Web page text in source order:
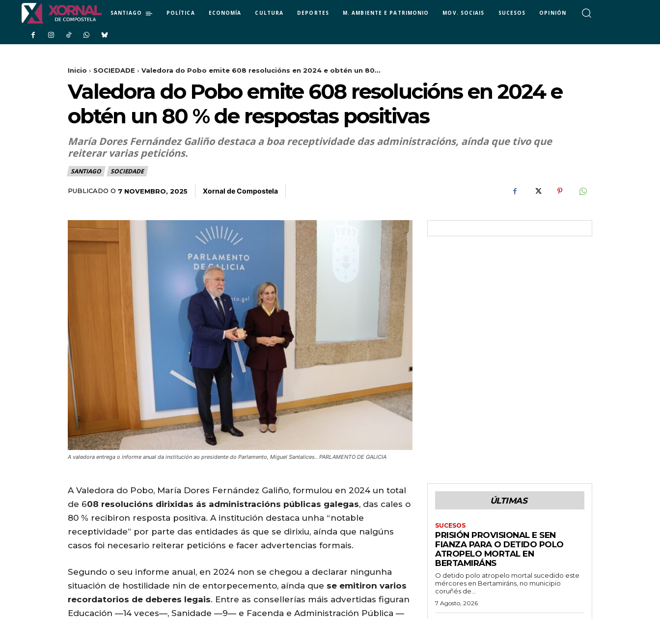
SANTIAGO POLÍTICA ECONOMÍA CULTURA DEPORTES M. AMBIENTE E PATRIMONIO MOV. SOCIAIS SUCESOS OPINIÓN
Inicio SOCIEDADE Valedora do Pobo emite 608 resolucións en 2024 e obtén un 80...
Valedora do Pobo emite 608 resolucións en 2024 e
obtén un 80 % de respostas positivas
María Dores Fernández Galiño destaca a boa receptividade das administracións, aínda que tivo que
reiterar varias peticións.
SANTIAGO SOCIEDADE
PUBLICADO O 7 NOVEMBRO, 2025 Xornal de Compostela
A valedora entrega o informe anual da institución ao presidente do Parlamento, Miguel Santalices.. PARLAMENTO DE GALICIA
A Valedora do Pobo, María Dores Fernández Galiño, formulou en 2024 un total
de 608 resolucións dirixidas ás administracións públicas galegas, das cales o
80 % recibiron resposta positiva. A institución destaca unha “notable
receptividade” por parte das entidades ás que se dirixiu, aínda que nalgúns
casos foi necesario reiterar peticións e facer advertencias formais.
Segundo o seu informe anual, en 2024 non se chegou a declarar ningunha
situación de hostilidade nin de entorpecemento, aínda que se emitiron varios
recordatorios de deberes legais. Entre as consellerías máis advertidas figuran
Educación —14 veces—, Sanidade —9— e Facenda e Administración Pública —
ÚLTIMAS
SUCESOS
PRISIÓN PROVISIONAL E SEN
FIANZA PARA O DETIDO POLO
ATROPELO MORTAL EN
BERTAMIRÁNS
O detido polo atropelo mortal sucedido este
mércores en Bertamiráns, no municipio
coruñés de...
7 Agosto, 2026